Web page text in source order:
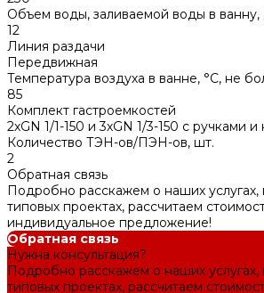
Объем воды, заливаемой воды в ванну,
12
Линия раздачи
Передвижная
Температура воздуха в ванне, °С, не
85
Комплект гастроемкостей
2хGN 1/1-150 и 3хGN 1/3-150 с ручками
Количество ТЭН-ов/ПЭН-ов, шт.
2
Обратная связь
Подробно расскажем о наших услугах,
типовых проектах, рассчитаем
индивидуальное предложение!
Обратная связь
Нужна консультация?
Подробно расскажем о наших услугах,
типовых проектах, рассчитаем